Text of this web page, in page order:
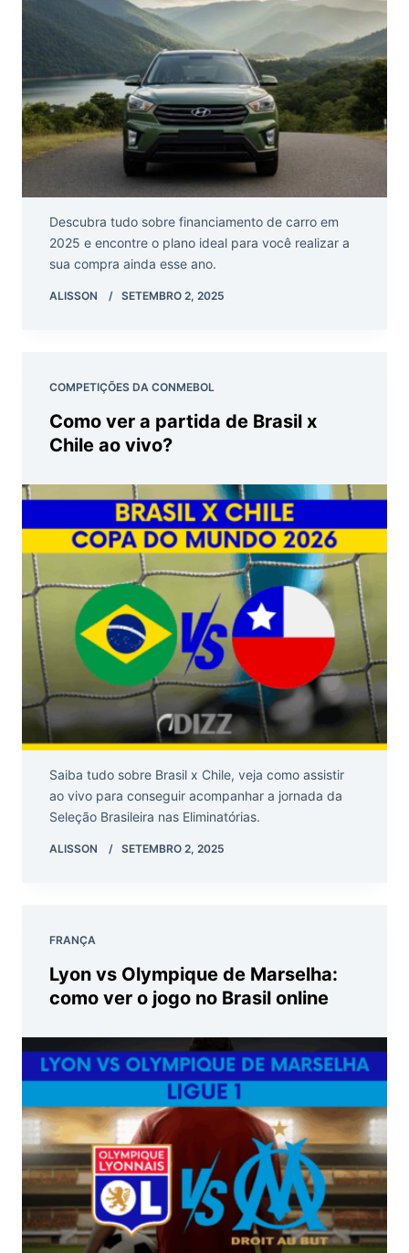
Descubra tudo sobre financiamento de carro em
2025 e encontre o plano ideal para você realizar a
sua compra ainda esse ano.
ALISSON SETEMBRO 2, 2025
COMPETIÇÕES DA CONMEBOL
Como ver a partida de Brasil x
Chile ao vivo?
Saiba tudo sobre Brasil x Chile, veja como assistir
ao vivo para conseguir acompanhar a jornada da
Seleção Brasileira nas Eliminatórias.
ALISSON SETEMBRO 2, 2025
FRANÇA
Lyon vs Olympique de Marselha:
como ver o jogo no Brasil online